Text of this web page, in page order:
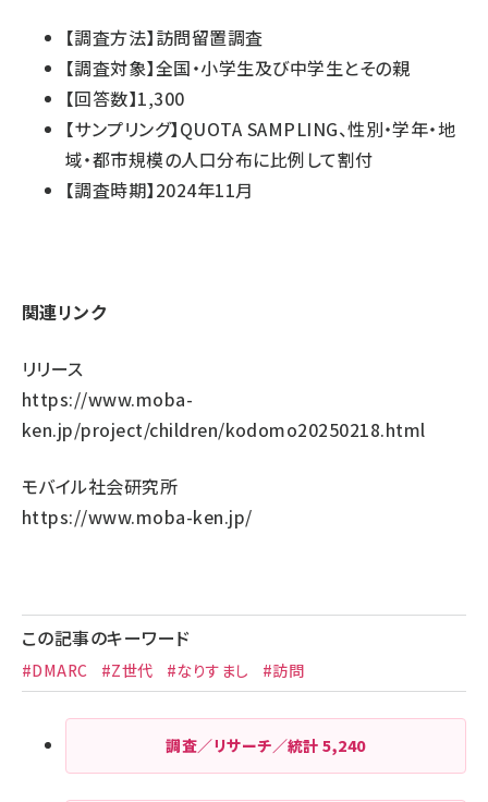
【調査方法】訪問留置調査
【調査対象】全国・小学生及び中学生とその親
【回答数】1,300
【サンプリング】QUOTA SAMPLING、性別・学年・地
域・都市規模の人口分布に比例して割付
【調査時期】2024年11月
関連リンク
リリース
https://www.moba-
ken.jp/project/children/kodomo20250218.html
モバイル社会研究所
https://www.moba-ken.jp/
この記事のキーワード
#DMARC #Z世代 #なりすまし #訪問
調査／リサーチ／統計5,240